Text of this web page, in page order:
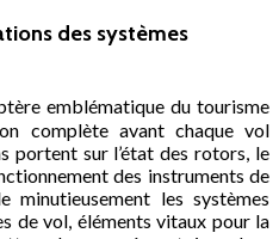
des systèmes
emblématique du tourisme
complète avant chaque vol
portent sur l’état des rotors, le
des instruments de
minutieusement les systèmes
de vol, éléments vitaux pour la